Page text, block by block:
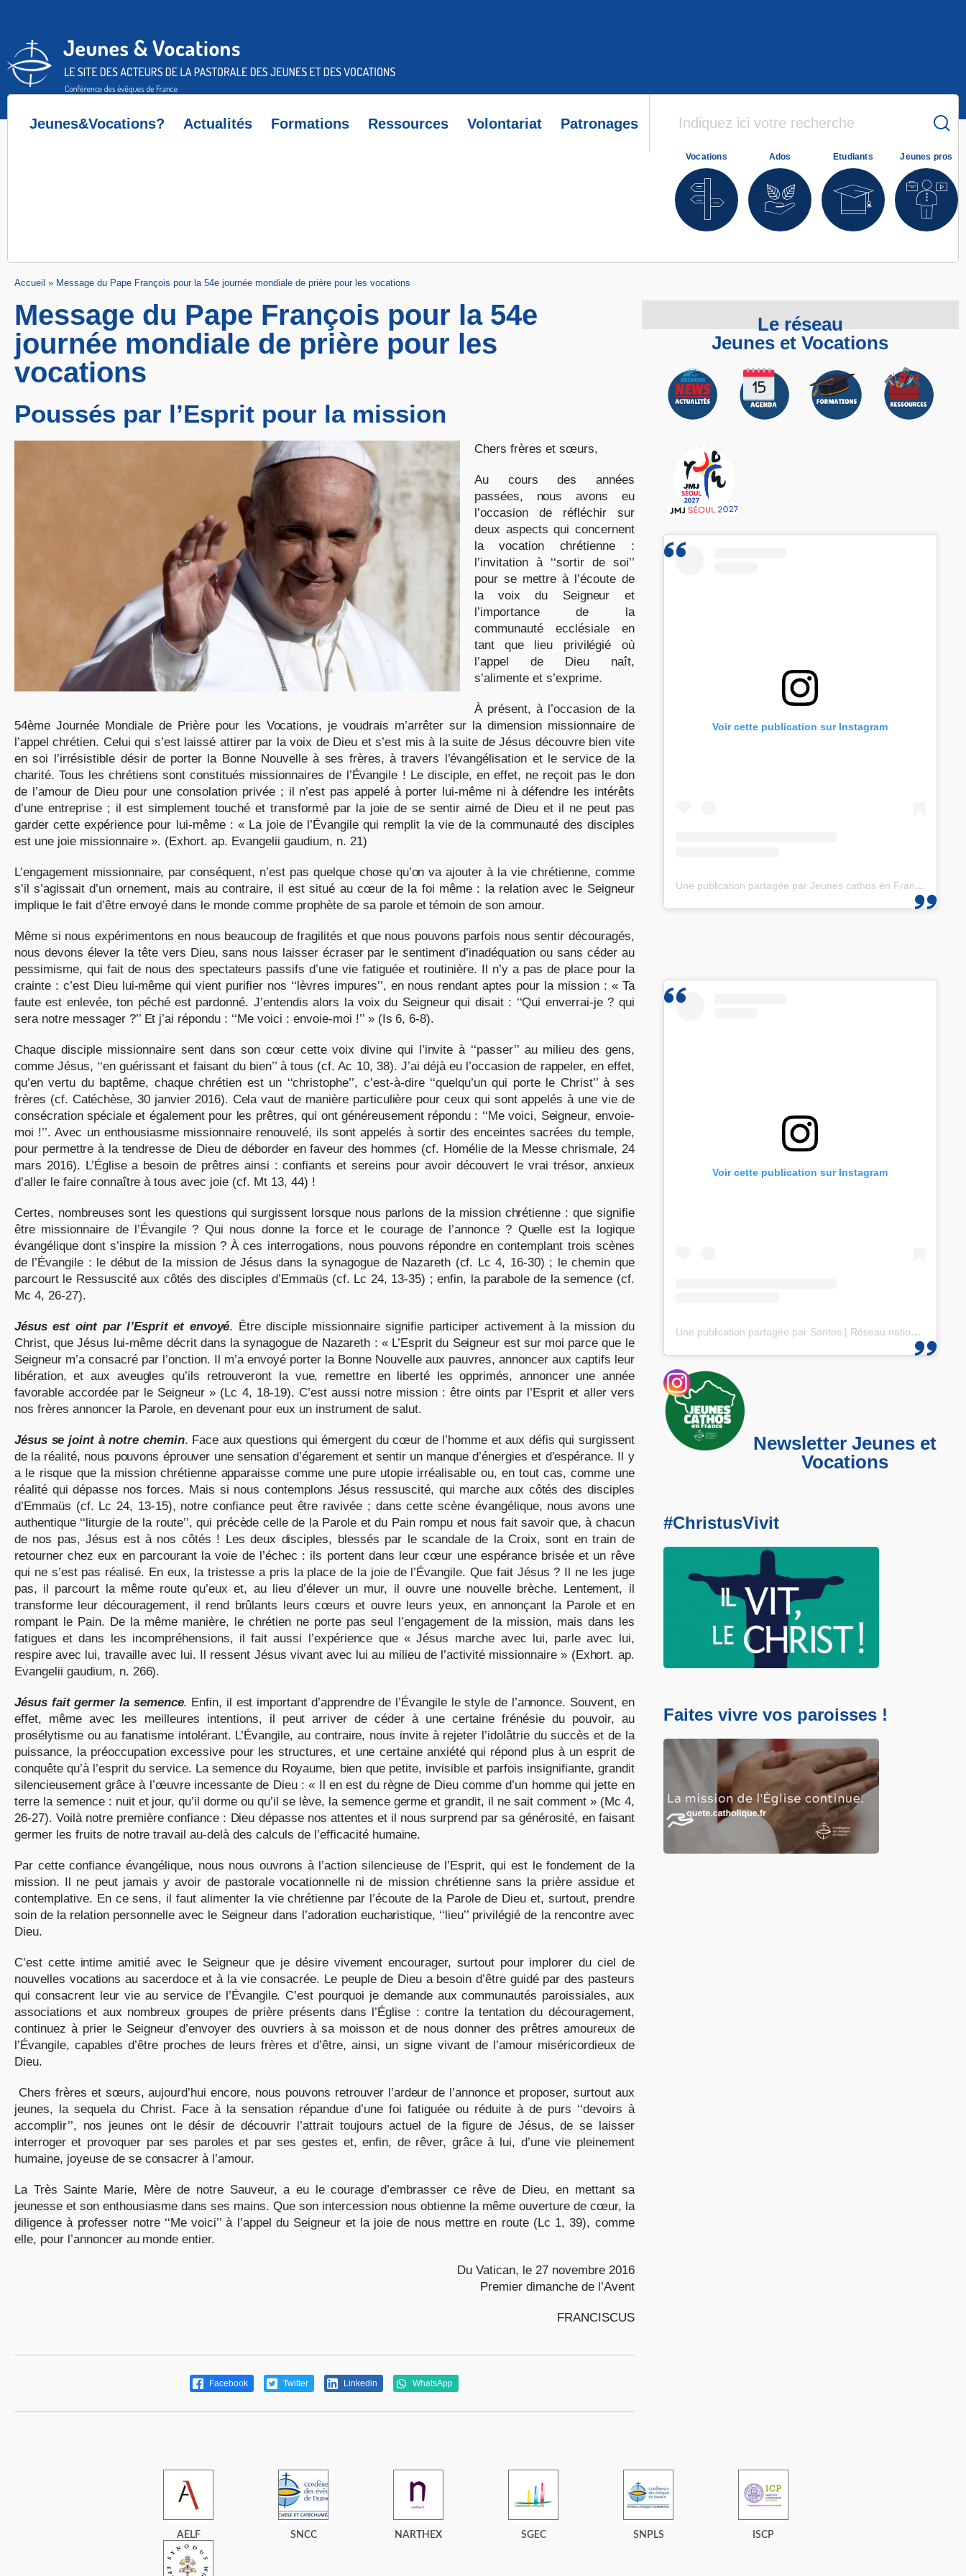
Jeunes&Vocations? Actualités Formations Ressources Volontariat Patronages
Vocations Ados Etudiants Jeunes pros
Accueil » Message du Pape François pour la 54e journée mondiale de prière pour les vocations
Message du Pape François pour la 54e
journée mondiale de prière pour les
vocations
Poussés par l’Esprit pour la mission
Chers frères et sœurs,
Au cours des années
passées, nous avons eu
l’occasion de réfléchir sur
deux aspects qui concernent
la vocation chrétienne :
l’invitation à ‘‘sortir de soi’’
pour se mettre à l’écoute de
la voix du Seigneur et
l’importance de la
communauté ecclésiale en
tant que lieu privilégié où
l’appel de Dieu naît,
s’alimente et s’exprime.
À présent, à l’occasion de la
54ème Journée Mondiale de Prière pour les Vocations, je voudrais m’arrêter sur la dimension missionnaire de
l’appel chrétien. Celui qui s’est laissé attirer par la voix de Dieu et s’est mis à la suite de Jésus découvre bien vite
en soi l’irrésistible désir de porter la Bonne Nouvelle à ses frères, à travers l’évangélisation et le service de la
charité. Tous les chrétiens sont constitués missionnaires de l’Évangile ! Le disciple, en effet, ne reçoit pas le don
de l’amour de Dieu pour une consolation privée ; il n’est pas appelé à porter lui-même ni à défendre les intérêts
d’une entreprise ; il est simplement touché et transformé par la joie de se sentir aimé de Dieu et il ne peut pas
garder cette expérience pour lui-même : « La joie de l’Évangile qui remplit la vie de la communauté des disciples
est une joie missionnaire ». (Exhort. ap. Evangelii gaudium, n. 21)
L’engagement missionnaire, par conséquent, n’est pas quelque chose qu’on va ajouter à la vie chrétienne, comme
s’il s’agissait d’un ornement, mais au contraire, il est situé au cœur de la foi même : la relation avec le Seigneur
implique le fait d’être envoyé dans le monde comme prophète de sa parole et témoin de son amour.
Même si nous expérimentons en nous beaucoup de fragilités et que nous pouvons parfois nous sentir découragés,
nous devons élever la tête vers Dieu, sans nous laisser écraser par le sentiment d’inadéquation ou sans céder au
pessimisme, qui fait de nous des spectateurs passifs d’une vie fatiguée et routinière. Il n’y a pas de place pour la
crainte : c’est Dieu lui-même qui vient purifier nos ‘‘lèvres impures’’, en nous rendant aptes pour la mission : « Ta
faute est enlevée, ton péché est pardonné. J’entendis alors la voix du Seigneur qui disait : ‘‘Qui enverrai-je ? qui
sera notre messager ?’’ Et j’ai répondu : ‘‘Me voici : envoie-moi !’’ » (Is 6, 6-8).
Chaque disciple missionnaire sent dans son cœur cette voix divine qui l’invite à ‘‘passer’’ au milieu des gens,
comme Jésus, ‘‘en guérissant et faisant du bien’’ à tous (cf. Ac 10, 38). J’ai déjà eu l’occasion de rappeler, en effet,
qu’en vertu du baptême, chaque chrétien est un ‘‘christophe’’, c’est-à-dire ‘‘quelqu’un qui porte le Christ’’ à ses
frères (cf. Catéchèse, 30 janvier 2016). Cela vaut de manière particulière pour ceux qui sont appelés à une vie de
consécration spéciale et également pour les prêtres, qui ont généreusement répondu : ‘‘Me voici, Seigneur, envoie-
moi !’’. Avec un enthousiasme missionnaire renouvelé, ils sont appelés à sortir des enceintes sacrées du temple,
pour permettre à la tendresse de Dieu de déborder en faveur des hommes (cf. Homélie de la Messe chrismale, 24
mars 2016). L’Église a besoin de prêtres ainsi : confiants et sereins pour avoir découvert le vrai trésor, anxieux
d’aller le faire connaître à tous avec joie (cf. Mt 13, 44) !
Certes, nombreuses sont les questions qui surgissent lorsque nous parlons de la mission chrétienne : que signifie
être missionnaire de l’Évangile ? Qui nous donne la force et le courage de l’annonce ? Quelle est la logique
évangélique dont s’inspire la mission ? À ces interrogations, nous pouvons répondre en contemplant trois scènes
de l’Évangile : le début de la mission de Jésus dans la synagogue de Nazareth (cf. Lc 4, 16-30) ; le chemin que
parcourt le Ressuscité aux côtés des disciples d’Emmaüs (cf. Lc 24, 13-35) ; enfin, la parabole de la semence (cf.
Mc 4, 26-27).
Jésus est oint par l’Esprit et envoyé. Être disciple missionnaire signifie participer activement à la mission du
Christ, que Jésus lui-même décrit dans la synagogue de Nazareth : « L’Esprit du Seigneur est sur moi parce que le
Seigneur m’a consacré par l’onction. Il m’a envoyé porter la Bonne Nouvelle aux pauvres, annoncer aux captifs leur
libération, et aux aveugles qu’ils retrouveront la vue, remettre en liberté les opprimés, annoncer une année
favorable accordée par le Seigneur » (Lc 4, 18-19). C’est aussi notre mission : être oints par l’Esprit et aller vers
nos frères annoncer la Parole, en devenant pour eux un instrument de salut.
Jésus se joint à notre chemin. Face aux questions qui émergent du cœur de l’homme et aux défis qui surgissent
de la réalité, nous pouvons éprouver une sensation d’égarement et sentir un manque d’énergies et d’espérance. Il y
a le risque que la mission chrétienne apparaisse comme une pure utopie irréalisable ou, en tout cas, comme une
réalité qui dépasse nos forces. Mais si nous contemplons Jésus ressuscité, qui marche aux côtés des disciples
d’Emmaüs (cf. Lc 24, 13-15), notre confiance peut être ravivée ; dans cette scène évangélique, nous avons une
authentique ‘‘liturgie de la route’’, qui précède celle de la Parole et du Pain rompu et nous fait savoir que, à chacun
de nos pas, Jésus est à nos côtés ! Les deux disciples, blessés par le scandale de la Croix, sont en train de
retourner chez eux en parcourant la voie de l’échec : ils portent dans leur cœur une espérance brisée et un rêve
qui ne s’est pas réalisé. En eux, la tristesse a pris la place de la joie de l’Évangile. Que fait Jésus ? Il ne les juge
pas, il parcourt la même route qu’eux et, au lieu d’élever un mur, il ouvre une nouvelle brèche. Lentement, il
transforme leur découragement, il rend brûlants leurs cœurs et ouvre leurs yeux, en annonçant la Parole et en
rompant le Pain. De la même manière, le chrétien ne porte pas seul l’engagement de la mission, mais dans les
fatigues et dans les incompréhensions, il fait aussi l’expérience que « Jésus marche avec lui, parle avec lui,
respire avec lui, travaille avec lui. Il ressent Jésus vivant avec lui au milieu de l’activité missionnaire » (Exhort. ap.
Evangelii gaudium, n. 266).
Jésus fait germer la semence. Enfin, il est important d’apprendre de l’Évangile le style de l’annonce. Souvent, en
effet, même avec les meilleures intentions, il peut arriver de céder à une certaine frénésie du pouvoir, au
prosélytisme ou au fanatisme intolérant. L’Évangile, au contraire, nous invite à rejeter l’idolâtrie du succès et de la
puissance, la préoccupation excessive pour les structures, et une certaine anxiété qui répond plus à un esprit de
conquête qu’à l’esprit du service. La semence du Royaume, bien que petite, invisible et parfois insignifiante, grandit
silencieusement grâce à l’œuvre incessante de Dieu : « Il en est du règne de Dieu comme d’un homme qui jette en
terre la semence : nuit et jour, qu’il dorme ou qu’il se lève, la semence germe et grandit, il ne sait comment » (Mc 4,
26-27). Voilà notre première confiance : Dieu dépasse nos attentes et il nous surprend par sa générosité, en faisant
germer les fruits de notre travail au-delà des calculs de l’efficacité humaine.
Par cette confiance évangélique, nous nous ouvrons à l’action silencieuse de l’Esprit, qui est le fondement de la
mission. Il ne peut jamais y avoir de pastorale vocationnelle ni de mission chrétienne sans la prière assidue et
contemplative. En ce sens, il faut alimenter la vie chrétienne par l’écoute de la Parole de Dieu et, surtout, prendre
soin de la relation personnelle avec le Seigneur dans l’adoration eucharistique, ‘‘lieu’’ privilégié de la rencontre avec
Dieu.
C’est cette intime amitié avec le Seigneur que je désire vivement encourager, surtout pour implorer du ciel de
nouvelles vocations au sacerdoce et à la vie consacrée. Le peuple de Dieu a besoin d’être guidé par des pasteurs
qui consacrent leur vie au service de l’Évangile. C’est pourquoi je demande aux communautés paroissiales, aux
associations et aux nombreux groupes de prière présents dans l’Église : contre la tentation du découragement,
continuez à prier le Seigneur d’envoyer des ouvriers à sa moisson et de nous donner des prêtres amoureux de
l’Évangile, capables d’être proches de leurs frères et d’être, ainsi, un signe vivant de l’amour miséricordieux de
Dieu.
Chers frères et sœurs, aujourd’hui encore, nous pouvons retrouver l’ardeur de l’annonce et proposer, surtout aux
jeunes, la sequela du Christ. Face à la sensation répandue d’une foi fatiguée ou réduite à de purs ‘‘devoirs à
accomplir’’, nos jeunes ont le désir de découvrir l’attrait toujours actuel de la figure de Jésus, de se laisser
interroger et provoquer par ses paroles et par ses gestes et, enfin, de rêver, grâce à lui, d’une vie pleinement
humaine, joyeuse de se consacrer à l’amour.
La Très Sainte Marie, Mère de notre Sauveur, a eu le courage d’embrasser ce rêve de Dieu, en mettant sa
jeunesse et son enthousiasme dans ses mains. Que son intercession nous obtienne la même ouverture de cœur, la
diligence à professer notre ‘‘Me voici’’ à l’appel du Seigneur et la joie de nous mettre en route (Lc 1, 39), comme
elle, pour l’annoncer au monde entier.
Du Vatican, le 27 novembre 2016
Premier dimanche de l’Avent
FRANCISCUS
Facebook Twitter Linkedin WhatsApp
Le réseau
Jeunes et Vocations
Voir cette publication sur Instagram
Une publication partagée par Jeunes cathos en France et les JMJ de Corée 2027 (@jeunescathos_fr)
Voir cette publication sur Instagram
Une publication partagée par Santos | Réseau national des 25-35 (@santos_cef)
Newsletter Jeunes et
Vocations
#ChristusVivit
Faites vivre vos paroisses !
AELF SNCC NARTHEX SGEC SNPLS ISCP